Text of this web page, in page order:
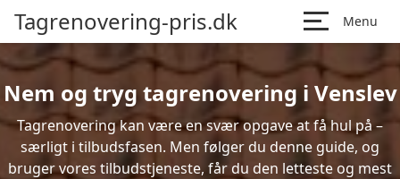
Tagrenovering-pris.dk Menu
Nem og tryg tagrenovering i Venslev
Tagrenovering kan være en svær opgave at få hul på –
særligt i tilbudsfasen. Men følger du denne guide, og
bruger vores tilbudstjeneste, får du den letteste og mest